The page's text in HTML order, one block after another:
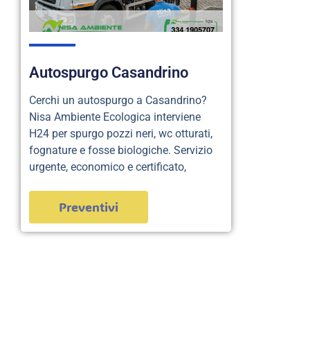
Autospurgo Casandrino
Cerchi un autospurgo a Casandrino?
Nisa Ambiente Ecologica interviene
H24 per spurgo pozzi neri, wc otturati,
fognature e fosse biologiche. Servizio
urgente, economico e certificato,
Preventivi